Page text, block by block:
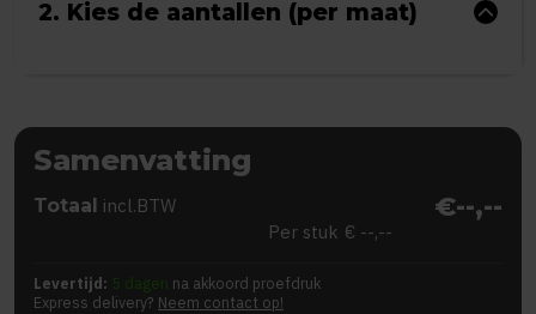
2. Kies de aantallen (per maat)
Samenvatting
Totaal incl.BTW €--,--
Per stuk € --,--
Levertijd: 5 dagen na akkoord proefdruk
Express delivery? Neem contact op!